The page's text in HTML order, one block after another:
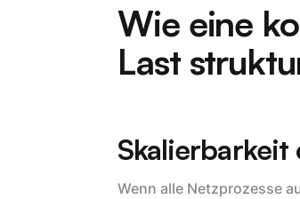
Wie eine
Last
Skalierbarkeit
Wenn alle Netzprozesse